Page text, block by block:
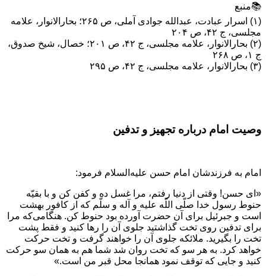
📚منبع
(۱) اسرار عبادت، عبدالله جوادی آملی، ص ۲۶۵؛ بحارالانوار، علامه
مجلسی، ج ۴۲، ص ۲۰۴
(۲) بحارالانوار، علامه مجلسی، ج ۴۲، ص ۲۰۱؛ خصال، شیخ صدوق،
ج ۱، ص ۲۶۸
(۳) بحارالانوار، علامه مجلسی، ج ۴۲، ص ۲۹۵
وصیت امام درباره تجهیز و تدفین
امام به فرزندشان امام حسن علیه‌السلام فرمود:
«ای حسن! وقتی از دنیا رفتم، مرا غسل ده و کفن کن و با بقیّه
حنوط رسول خدا صلّی اللّه علیه و آله و سلّم که از کافور بهشت
است و جبرئیل برای آن حضرت آورده بود حنوط کن. هنگامی‌که مرا
برای تدفین روی تخت گذاشتید جلوی آن را رها کنید و فقط پشت
تخت را بگیرید. ملائکه جلوی آن را خواهند گرفت و تخت حرکت
خواهد کرد. به هر سو که تخت روان شد شما هم به همان سو حرکت
کنید و جایی که توقف نمود همانجا محل قبر من است.»